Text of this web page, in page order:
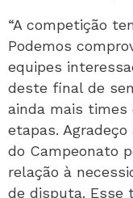
“A competição
Podemos
equipes
deste final de
ainda mais times
etapas.
do Campeonato
relação à
de disputa. Esse